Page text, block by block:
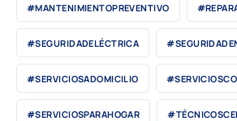
#MANTENIMIENTOPREVENTIVO
#SEGURIDADELÉCTRICA
#SERVICIOSADOMICILIO
#SERVICIOSPARAHOGAR